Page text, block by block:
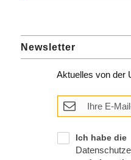
Newsletter
Aktuelles von der
Ich habe die